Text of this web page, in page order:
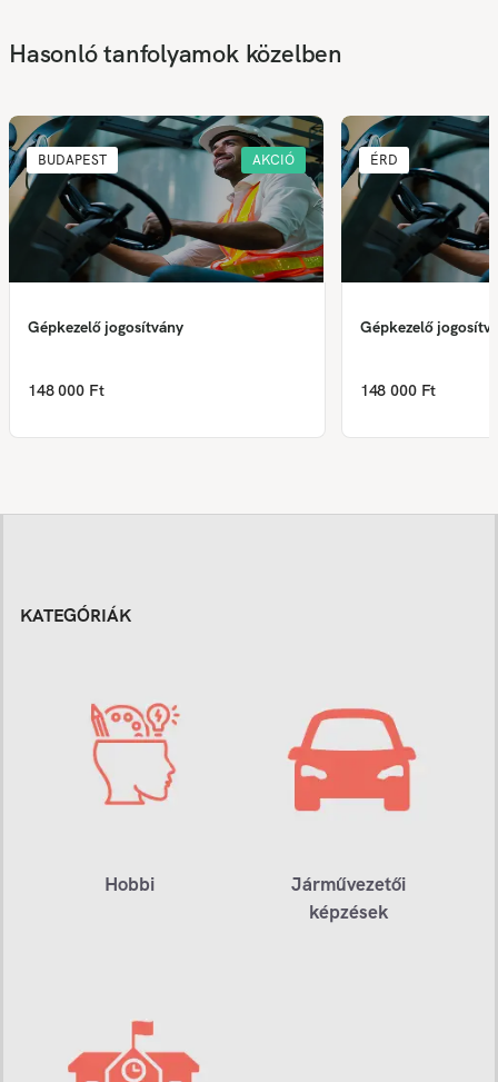
Hasonló tanfolyamok közelben
BUDAPEST AKCIÓ
Gépkezelő jogosítvány
148 000 Ft
ÉRD
Gépkezelő
148 000 Ft
KATEGÓRIÁK
Hobbi
Járművezetői
képzések